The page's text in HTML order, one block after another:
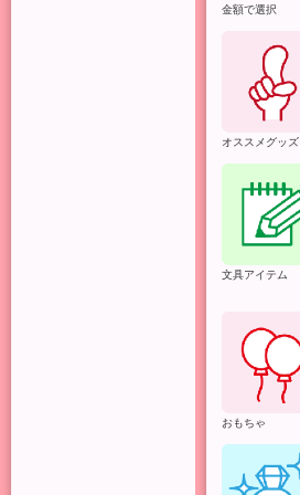
金額で選択
オススメグッズ
文具アイテム
おもちゃ